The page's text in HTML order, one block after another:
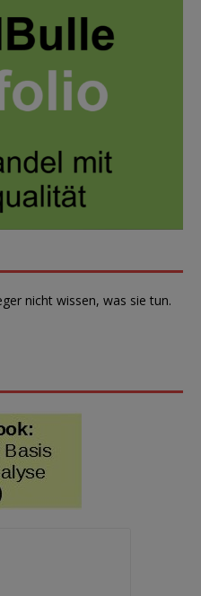
nicht wissen, was sie tun.